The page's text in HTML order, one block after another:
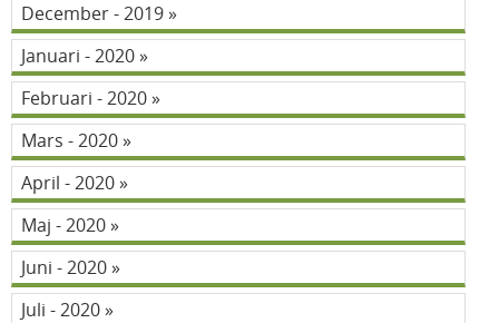
December - 2019
Januari - 2020
Februari - 2020
Mars - 2020
April - 2020
Maj - 2020
Juni - 2020
Juli - 2020